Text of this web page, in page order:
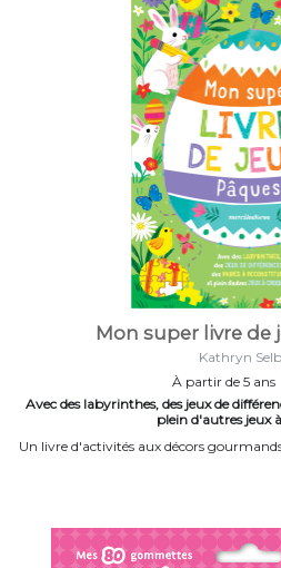
Mon super livre de
Kathryn
À partir de 5 ans
Avec des labyrinthes, des jeux de
plein d'autres jeux
Un livre d'activités aux décors